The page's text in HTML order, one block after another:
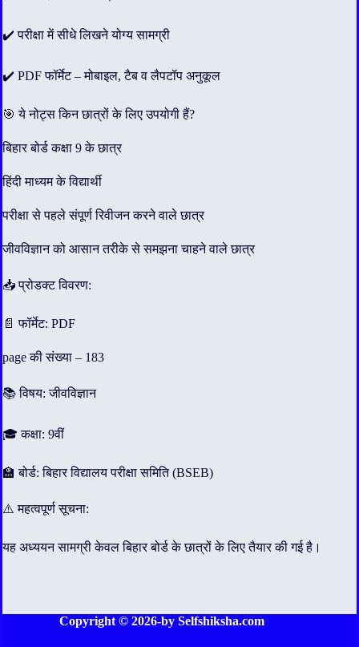
✔️ परीक्षा में सीधे लिखने योग्य सामग्री
✔️ PDF फॉर्मेट – मोबाइल, टैब व लैपटॉप अनुकूल
🎯 ये नोट्स किन छात्रों के लिए उपयोगी हैं?
बिहार बोर्ड कक्षा 9 के छात्र
हिंदी माध्यम के विद्यार्थी
परीक्षा से पहले संपूर्ण रिवीजन करने वाले छात्र
जीवविज्ञान को आसान तरीके से समझना चाहने वाले छात्र
📥 प्रोडक्ट विवरण:
📄 फॉर्मेट: PDF
page की संख्या – 183
📚 विषय: जीवविज्ञान
🎓 कक्षा: 9वीं
🏫 बोर्ड: बिहार विद्यालय परीक्षा समिति (BSEB)
⚠️ महत्वपूर्ण सूचना:
यह अध्ययन सामग्री केवल बिहार बोर्ड के छात्रों के लिए तैयार की गई है।
Copyright © 2026-by Selfshiksha.com